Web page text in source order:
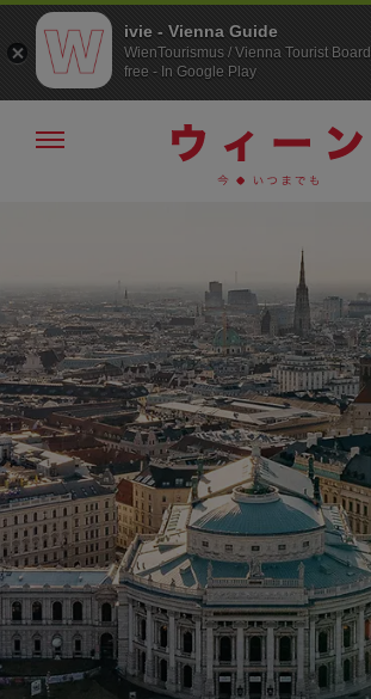
へ
ジ
の
ト
ッ
プ
へ
メ
非
表
示
ivie - Vienna Guide
WienTourismus / Vienna Tourist Board
free - In Google Play